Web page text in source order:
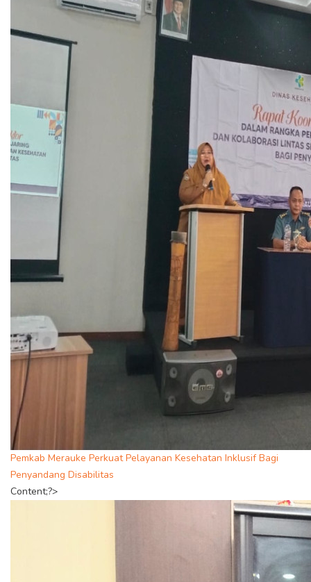
Pemkab Merauke Perkuat Pelayanan Kesehatan Inklusif Bagi
Penyandang Disabilitas
Content;?>